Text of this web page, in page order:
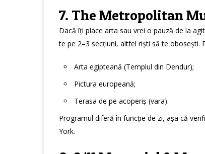
7. The Metropolitan
Dacă îți place arta sau vrei o pauză de la
te pe 2–3 secțiuni, altfel riști să te obosești.
Arta egipteană (Templul din Dendur);
Pictura europeană;
Terasa de pe acoperiș (vara).
Programul diferă în funcție de zi, așa că
York.